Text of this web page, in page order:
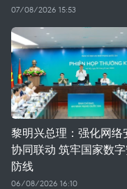
07/08/2026 15:53
黎明兴总理：强化网络
协同联动 筑牢国家数
防线
06/08/2026 16:10